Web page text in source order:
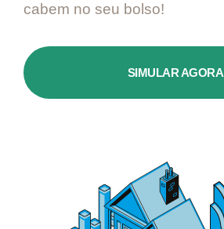
cabem no seu bolso!
SIMULAR AGORA